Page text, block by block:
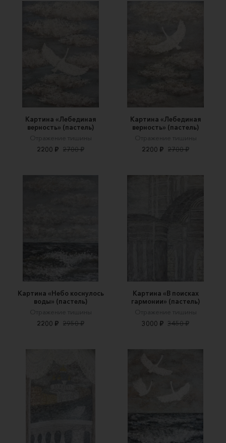
Картина «Лебединая
верность» (пастель)
Отражение тишины
2200 ₽ 2700 ₽
Картина «Лебединая
верность» (пастель)
Отражение тишины
2200 ₽ 2700 ₽
Картина «Небо коснулось
воды» (пастель)
Отражение тишины
2200 ₽ 2950 ₽
Картина «В поисках
гармонии» (пастель)
Отражение тишины
3000 ₽ 3450 ₽